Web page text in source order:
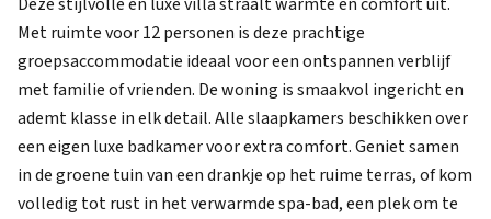
Met ruimte voor 12 personen is deze prachtige
groepsaccommodatie ideaal voor een ontspannen verblijf
met familie of vrienden. De woning is smaakvol ingericht en
ademt klasse in elk detail. Alle slaapkamers beschikken over
een eigen luxe badkamer voor extra comfort. Geniet samen
in de groene tuin van een drankje op het ruime terras, of kom
volledig tot rust in het verwarmde spa-bad, een plek om te